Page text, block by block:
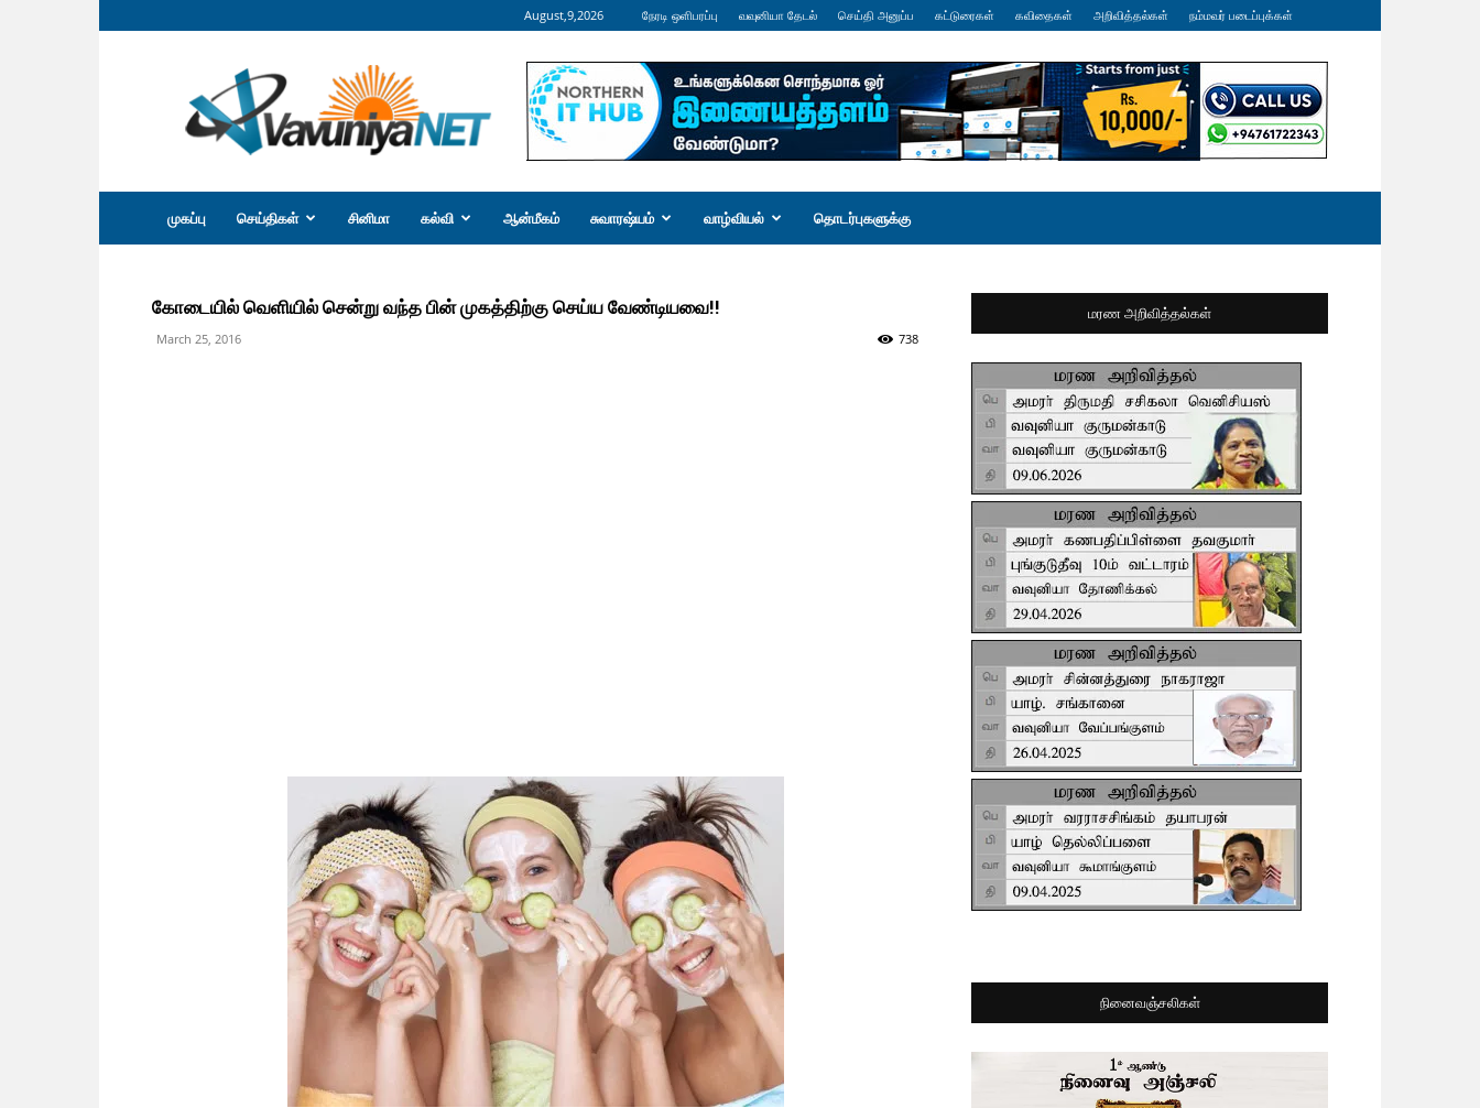
August,9,2026 நேரடி ஒளிபரப்பு வவுனியா தேடல் செய்தி அனுப்ப கட்டுரைகள் கவிதைகள் அறிவித்தல்கள் நம்மவர் படைப்புக்கள்
வவுனியா
நெற்
முகப்பு செய்திகள் சினிமா கல்வி ஆன்மீகம் சுவாரஷ்யம் வாழ்வியல் தொடர்புகளுக்கு
கோடையில் வெளியில் சென்று வந்த பின் முகத்திற்கு செய்ய வேண்டியவை!!
March 25, 2016 738
மரண அறிவித்தல்கள்
நினைவஞ்சலிகள்